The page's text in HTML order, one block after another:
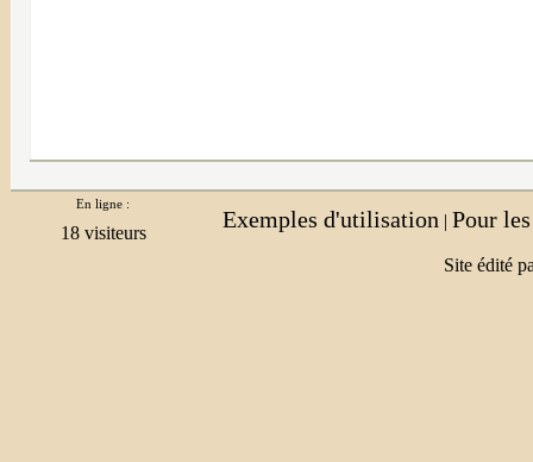
En ligne :
Exemples d'utilisation | Pour
Site édité